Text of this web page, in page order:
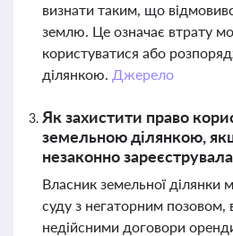
визнати таким, що
землю. Це означає втрату
користуватися або
ділянкою. Джерело
Як захистити право
земельною ділянкою,
незаконно
Власник земельної ділянки
суду з негаторним позовом,
недійсними договори